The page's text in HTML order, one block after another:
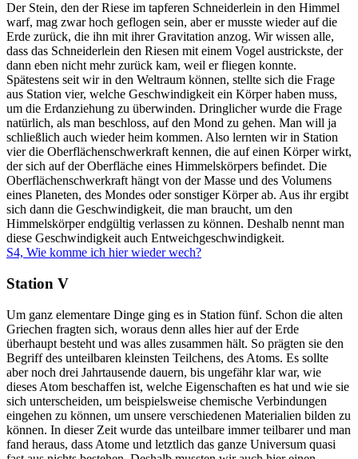
Der Stein, den der Riese im tapferen Schneiderlein in den Himmel
warf, mag zwar hoch geflogen sein, aber er musste wieder auf die
Erde zurück, die ihn mit ihrer Gravitation anzog. Wir wissen alle,
dass das Schneiderlein den Riesen mit einem Vogel austrickste, der
dann eben nicht mehr zurück kam, weil er fliegen konnte.
Spätestens seit wir in den Weltraum können, stellte sich die Frage
aus Station vier, welche Geschwindigkeit ein Körper haben muss,
um die Erdanziehung zu überwinden. Dringlicher wurde die Frage
natürlich, als man beschloss, auf den Mond zu gehen. Man will ja
schließlich auch wieder heim kommen. Also lernten wir in Station
vier die Oberflächenschwerkraft kennen, die auf einen Körper wirkt,
der sich auf der Oberfläche eines Himmelskörpers befindet. Die
Oberflächenschwerkraft hängt von der Masse und des Volumens
eines Planeten, des Mondes oder sonstiger Körper ab. Aus ihr ergibt
sich dann die Geschwindigkeit, die man braucht, um den
Himmelskörper endgültig verlassen zu können. Deshalb nennt man
diese Geschwindigkeit auch Entweichgeschwindigkeit.
S4, Wie komme ich hier wieder wech?
Station V
Um ganz elementare Dinge ging es in Station fünf. Schon die alten
Griechen fragten sich, woraus denn alles hier auf der Erde
überhaupt besteht und was alles zusammen hält. So prägten sie den
Begriff des unteilbaren kleinsten Teilchens, des Atoms. Es sollte
aber noch drei Jahrtausende dauern, bis ungefähr klar war, wie
dieses Atom beschaffen ist, welche Eigenschaften es hat und wie sie
sich unterscheiden, um beispielsweise chemische Verbindungen
eingehen zu können, um unsere verschiedenen Materialien bilden zu
können. In dieser Zeit wurde das unteilbare immer teilbarer und man
fand heraus, dass Atome und letztlich das ganze Universum quasi